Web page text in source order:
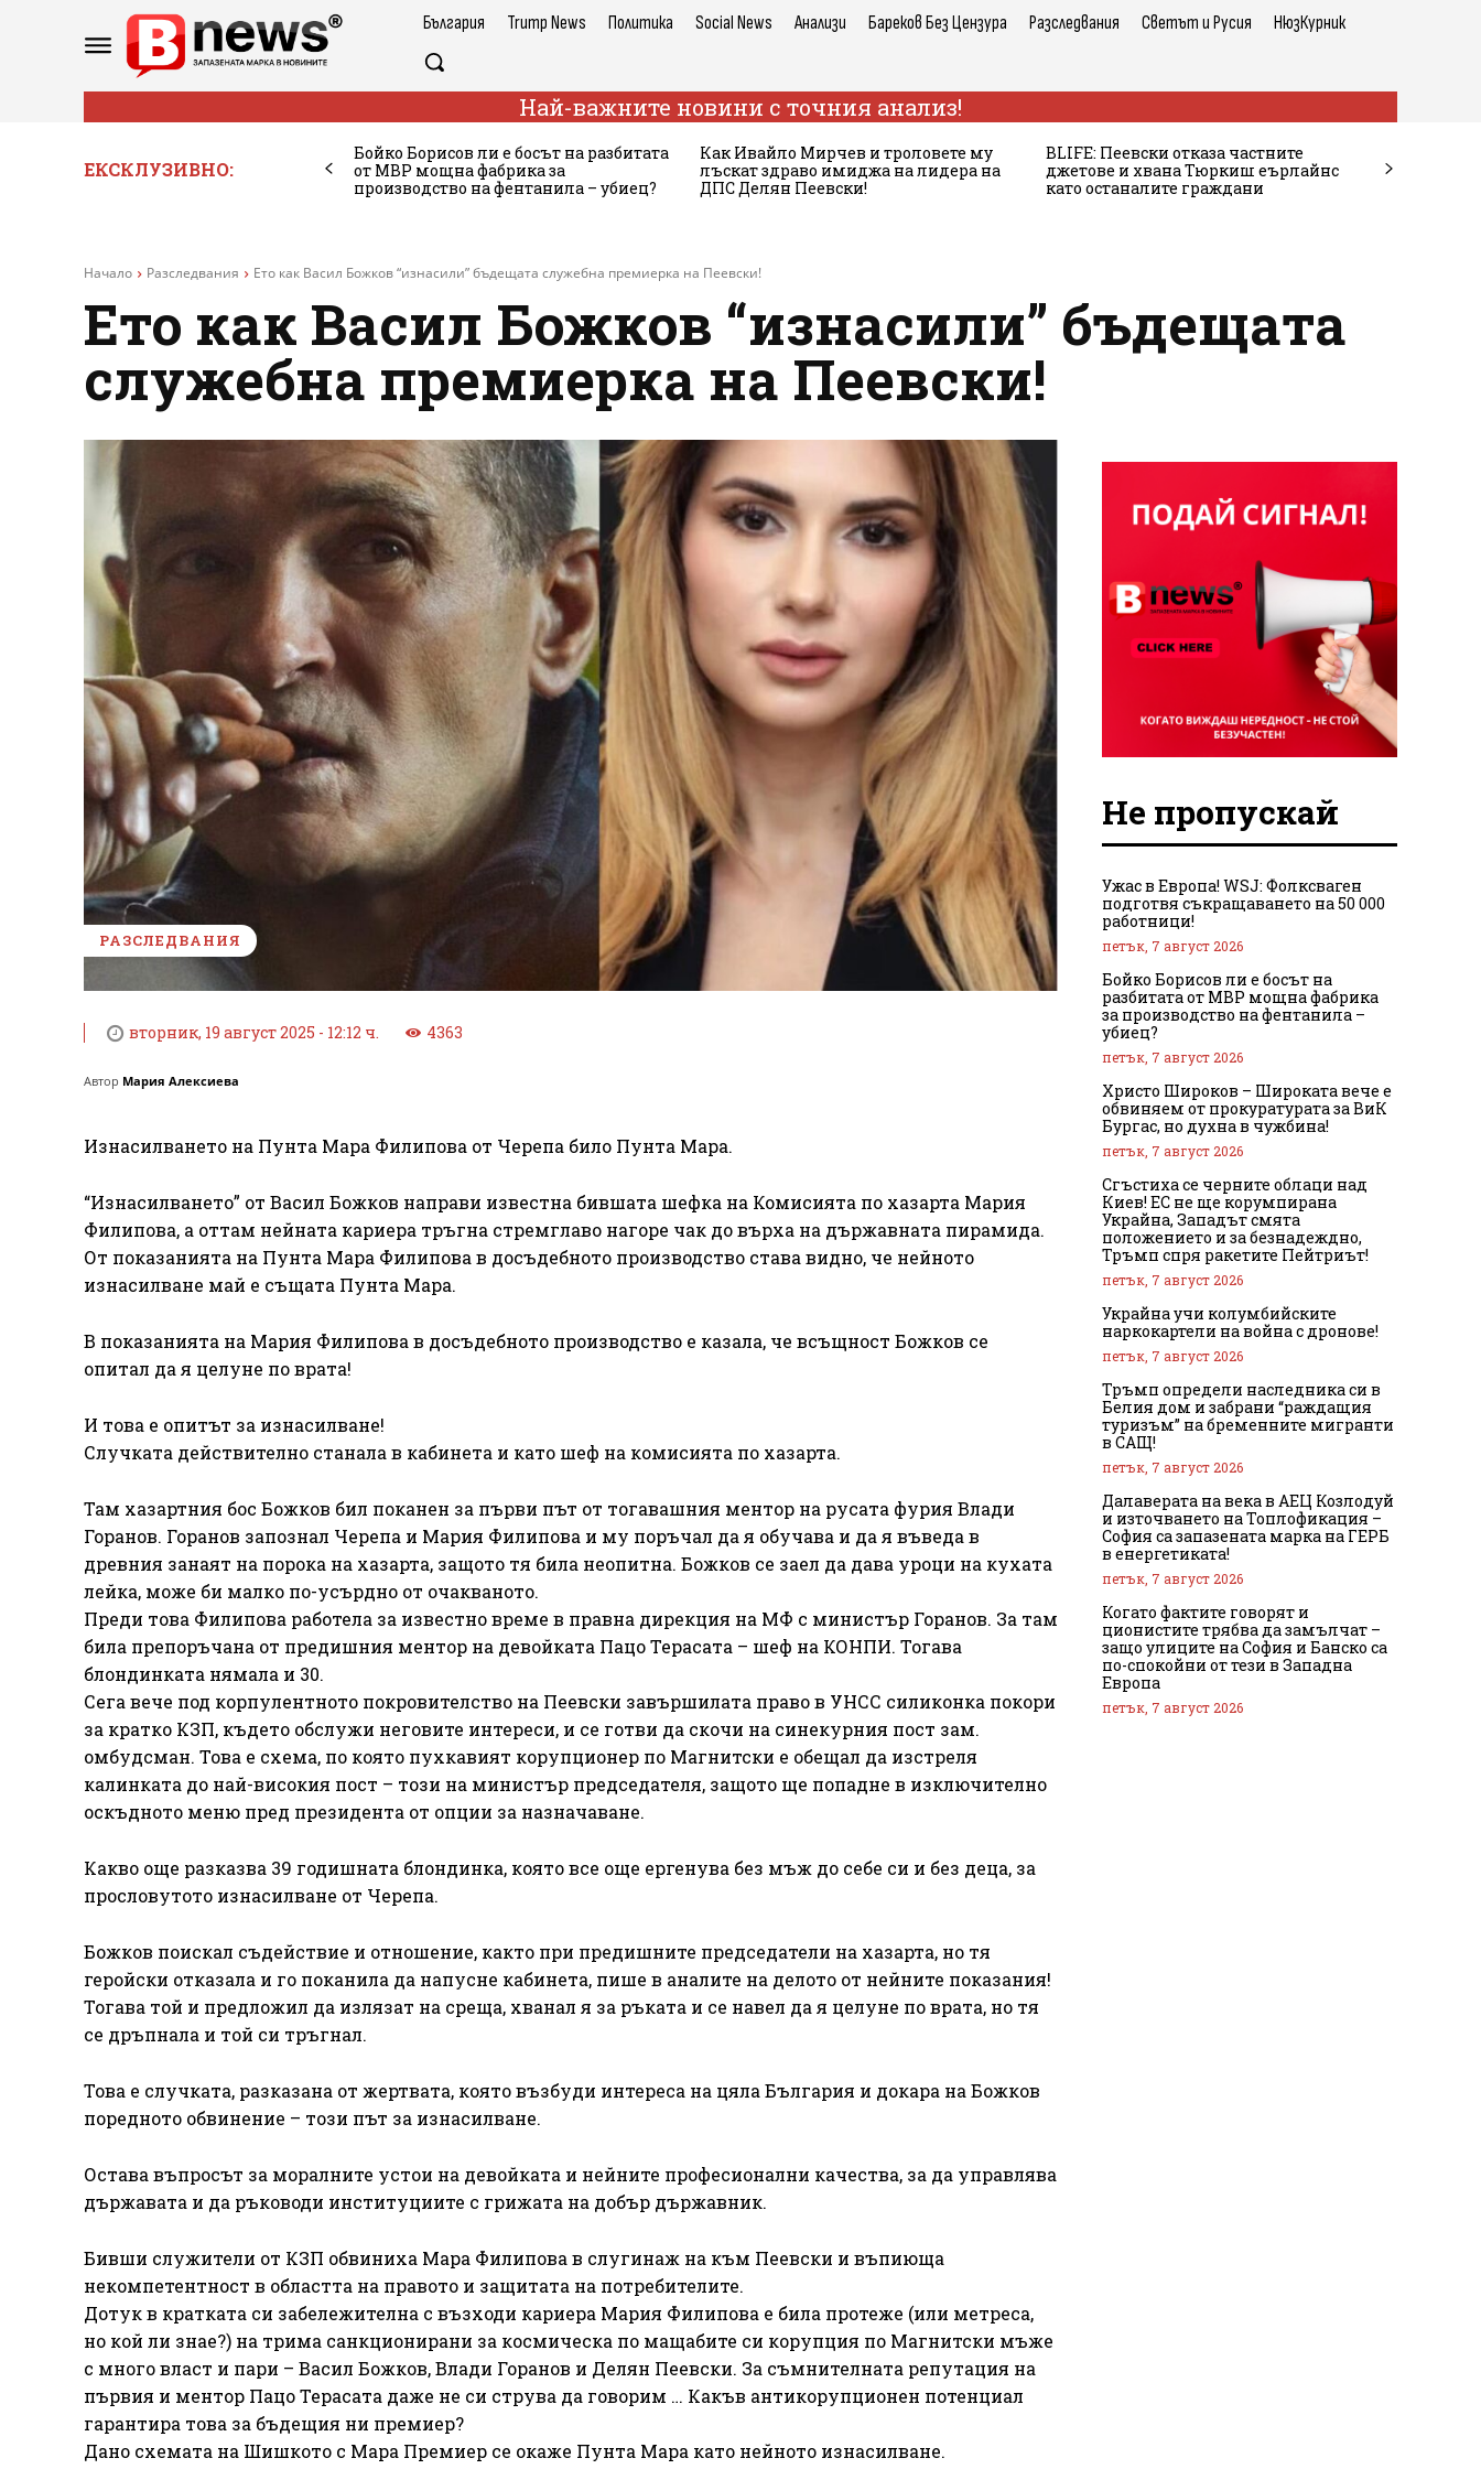
България Trump News Политика Social News Анализи Бареков Без Цензура Разследвания Светът и Русия НюзКурник
Най-важните новини с точния анализ!
ЕКСКЛУЗИВНО:
Бойко Борисов ли е босът на разбитата
от МВР мощна фабрика за
производство на фентанила – убиец?
Как Ивайло Мирчев и троловете му
лъскат здраво имиджа на лидера на
ДПС Делян Пеевски!
BLIFE: Пеевски отказа частните
джетове и хвана Тюркиш еърлайнс
като останалите граждани
Начало Разследвания Ето как Васил Божков “изнасили” бъдещата служебна премиерка на Пеевски!
Ето как Васил Божков “изнасили” бъдещата
служебна премиерка на Пеевски!
РАЗСЛЕДВАНИЯ
вторник, 19 август 2025 - 12:12 ч. 4363
Автор Мария Алексиева
Изнасилването на Пунта Мара Филипова от Черепа било Пунта Мара.
“Изнасилването” от Васил Божков направи известна бившата шефка на Комисията по хазарта Мария
Филипова, а оттам нейната кариера тръгна стремглаво нагоре чак до върха на държавната пирамида.
От показанията на Пунта Мара Филипова в досъдебното производство става видно, че нейното
изнасилване май е същата Пунта Мара.
В показанията на Мария Филипова в досъдебното производство е казала, че всъщност Божков се
опитал да я целуне по врата!
И това е опитът за изнасилване!
Случката действително станала в кабинета и като шеф на комисията по хазарта.
Там хазартния бос Божков бил поканен за първи път от тогавашния ментор на русата фурия Влади
Горанов. Горанов запознал Черепа и Мария Филипова и му поръчал да я обучава и да я въведа в
древния занаят на порока на хазарта, защото тя била неопитна. Божков се заел да дава уроци на кухата
лейка, може би малко по-усърдно от очакваното.
Преди това Филипова работела за известно време в правна дирекция на МФ с министър Горанов. За там
била препоръчана от предишния ментор на девойката Пацо Терасата – шеф на КОНПИ. Тогава
блондинката нямала и 30.
Сега вече под корпулентното покровителство на Пеевски завършилата право в УНСС силиконка покори
за кратко КЗП, където обслужи неговите интереси, и се готви да скочи на синекурния пост зам.
омбудсман. Това е схема, по която пухкавият корупционер по Магнитски е обещал да изстреля
калинката до най-високия пост – този на министър председателя, защото ще попадне в изключително
оскъдното меню пред президента от опции за назначаване.
Какво още разказва 39 годишната блондинка, която все още ергенува без мъж до себе си и без деца, за
прословутото изнасилване от Черепа.
Божков поискал съдействие и отношение, както при предишните председатели на хазарта, но тя
геройски отказала и го поканила да напусне кабинета, пише в аналите на делото от нейните показания!
Тогава той и предложил да излязат на среща, хванал я за ръката и се навел да я целуне по врата, но тя
се дръпнала и той си тръгнал.
Това е случката, разказана от жертвата, която възбуди интереса на цяла България и докара на Божков
поредното обвинение – този път за изнасилване.
Остава въпросът за моралните устои на девойката и нейните професионални качества, за да управлява
държавата и да ръководи институциите с грижата на добър държавник.
Бивши служители от КЗП обвиниха Мара Филипова в слугинаж на към Пеевски и въпиюща
некомпетентност в областта на правото и защитата на потребителите.
Дотук в кратката си забележителна с възходи кариера Мария Филипова е била протеже (или метреса,
но кой ли знае?) на трима санкционирани за космическа по мащабите си корупция по Магнитски мъже
с много власт и пари – Васил Божков, Влади Горанов и Делян Пеевски. За съмнителната репутация на
първия и ментор Пацо Терасата даже не си струва да говорим … Какъв антикорупционен потенциал
гарантира това за бъдещия ни премиер?
Дано схемата на Шишкото с Мара Премиер се окаже Пунта Мара като нейното изнасилване.
Не пропускай
Ужас в Европа! WSJ: Фолксваген
подготвя съкращаването на 50 000
работници!
петък, 7 август 2026
Бойко Борисов ли е босът на
разбитата от МВР мощна фабрика
за производство на фентанила –
убиец?
петък, 7 август 2026
Христо Широков – Широката вече е
обвиняем от прокуратурата за ВиК
Бургас, но духна в чужбина!
петък, 7 август 2026
Сгъстиха се черните облаци над
Киев! ЕС не ще корумпирана
Украйна, Западът смята
положението и за безнадеждно,
Тръмп спря ракетите Пейтриът!
петък, 7 август 2026
Украйна учи колумбийските
наркокартели на война с дронове!
петък, 7 август 2026
Тръмп определи наследника си в
Белия дом и забрани “раждащия
туризъм” на бременните мигранти
в САЩ!
петък, 7 август 2026
Далаверата на века в АЕЦ Козлодуй
и източването на Топлофикация –
София са запазената марка на ГЕРБ
в енергетиката!
петък, 7 август 2026
Когато фактите говорят и
ционистите трябва да замълчат –
защо улиците на София и Банско са
по-спокойни от тези в Западна
Европа
петък, 7 август 2026